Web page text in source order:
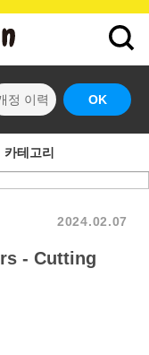
정 이력 OK
카테고리
2024.02.07
- Cutting